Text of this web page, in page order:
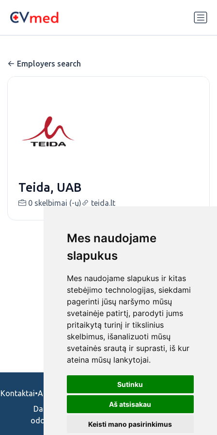
Mes naudojame
slapukus
Mes naudojame slapukus ir kitas
stebėjimo technologijas, siekdami
pagerinti jūsų naršymo mūsų
svetainėje patirtį, parodyti jums
pritaikytą turinį ir tikslinius
skelbimus, išanalizuoti mūsų
svetainės srautą ir suprasti, iš kur
ateina mūsų lankytojai.
Sutinku
Aš atsisakau
Keisti mano pasirinkimus
Employers search
Teida, UAB
0 skelbimai (-ų) teida.lt
Kontaktai•Apie mus•Naudojimosi taisykės•Privatumo politika
Darbo skelbimai ir pasiūlymai: gydytojams,
odontologams, slaugytojams, veterinarams,